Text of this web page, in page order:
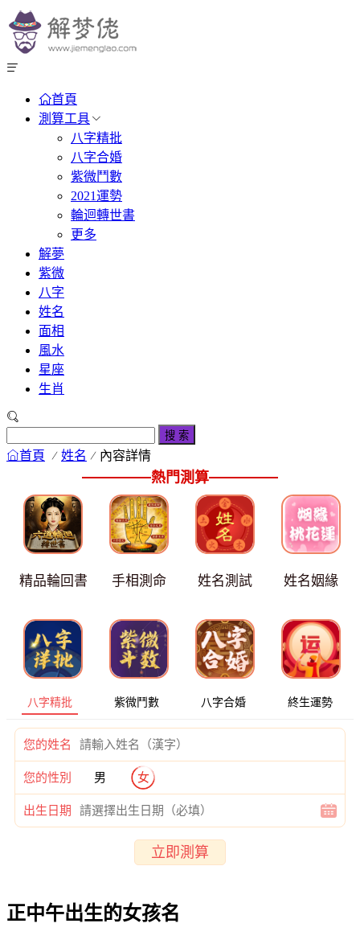
首頁
測算工具
八字精批
八字合婚
紫微鬥數
2021運勢
輪迴轉世書
更多
解夢
紫微
八字
姓名
面相
風水
星座
生肖
搜 索
首頁 姓名 內容詳情
熱門測算
精品輪回書 手相測命 姓名測試 姓名姻緣
八字精批 紫微鬥數 八字合婚 終生運勢
您的姓名
您的性別 男 女
出生日期
立即測算
正中午出生的女孩名